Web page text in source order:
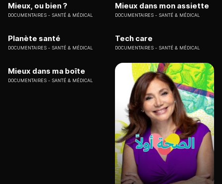
Mieux, ou bien ?
DOCUMENTAIRES SANTÉ & MÉDICAL
Mieux dans mon assiette
DOCUMENTAIRES SANTÉ & MÉDICAL
Planète santé
DOCUMENTAIRES SANTÉ & MÉDICAL
Tech care
DOCUMENTAIRES SANTÉ & MÉDICAL
Mieux dans ma boîte
DOCUMENTAIRES SANTÉ & MÉDICAL